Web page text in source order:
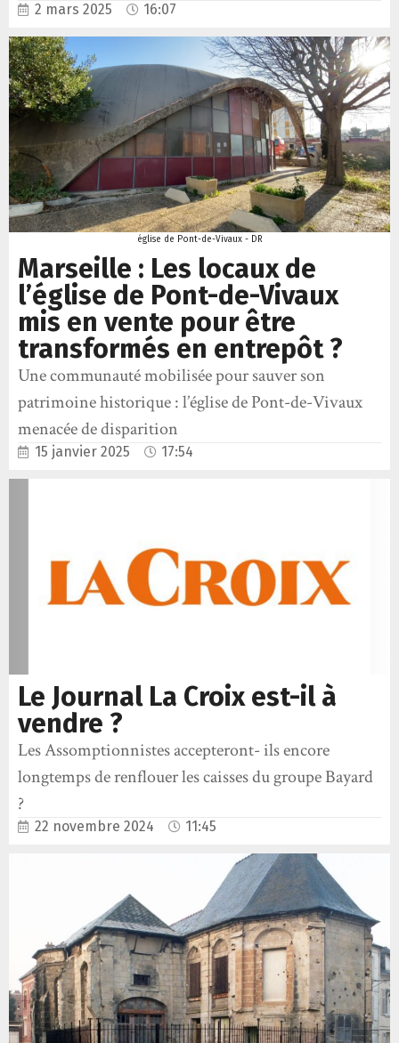
2 mars 2025 16:07
église de Pont-de-Vivaux - DR
Marseille : Les locaux de
l’église de Pont-de-Vivaux
mis en vente pour être
transformés en entrepôt ?
Une communauté mobilisée pour sauver son
patrimoine historique : l’église de Pont-de-Vivaux
menacée de disparition
15 janvier 2025 17:54
Le Journal La Croix est-il à
vendre ?
Les Assomptionnistes accepteront- ils encore
longtemps de renflouer les caisses du groupe Bayard
?
22 novembre 2024 11:45